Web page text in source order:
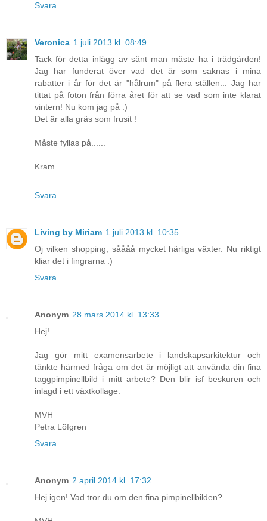
Svara
Veronica 1 juli 2013 kl. 08:49
Tack för detta inlägg av sånt man måste ha i trädgården!
Jag har funderat över vad det är som saknas i mina
rabatter i år för det är "hålrum" på flera ställen... Jag har
tittat på foton från förra året för att se vad som inte klarat
vintern! Nu kom jag på :)
Det är alla gräs som frusit !
Måste fyllas på......
Kram
Svara
Living by Miriam 1 juli 2013 kl. 10:35
Oj vilken shopping, såååå mycket härliga växter. Nu riktigt
kliar det i fingrarna :)
Svara
Anonym 28 mars 2014 kl. 13:33
Hej!
Jag gör mitt examensarbete i landskapsarkitektur och
tänkte härmed fråga om det är möjligt att använda din fina
taggpimpinellbild i mitt arbete? Den blir isf beskuren och
inlagd i ett växtkollage.
MVH
Petra Löfgren
Svara
Anonym 2 april 2014 kl. 17:32
Hej igen! Vad tror du om den fina pimpinellbilden?